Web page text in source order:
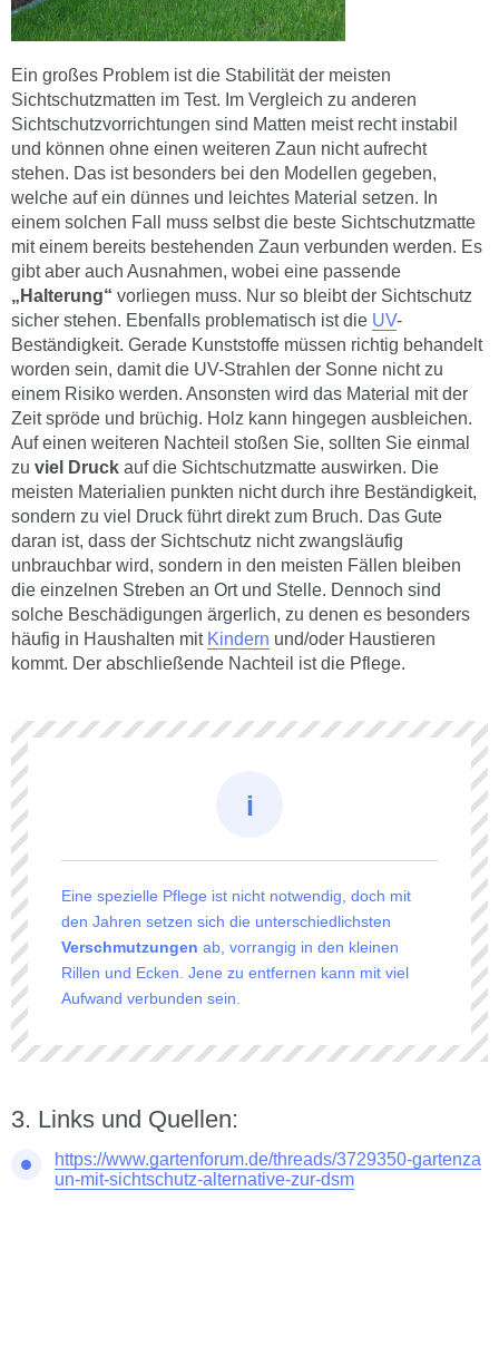
Ein großes Problem ist die Stabilität der meisten
Sichtschutzvorrichtungen sind Matten meist recht instabil
und können ohne einen weiteren Zaun nicht aufrecht
stehen. Das ist besonders bei den Modellen gegeben,
welche auf ein dünnes und leichtes Material setzen. In
einem solchen Fall muss selbst die beste Sichtschutzmatte
mit einem bereits bestehenden Zaun verbunden werden. Es
gibt aber auch Ausnahmen, wobei eine passende
„Halterung“vorliegen muss. Nur so bleibt der Sichtschutz
sicher stehen. Ebenfalls problematisch ist dieUV-
Beständigkeit. Gerade Kunststoffe müssen richtig behandelt
worden sein, damit die UV-Strahlen der Sonne nicht zu
einem Risiko werden. Ansonsten wird das Material mit der
Zeit spröde und brüchig. Holz kann hingegen ausbleichen.
Auf einen weiteren Nachteil stoßen Sie, sollten Sie einmal
zuviel Druckauf die Sichtschutzmatte auswirken. Die
meisten Materialien punkten nicht durch ihre Beständigkeit,
sondern zu viel Druck führt direkt zum Bruch. Das Gute
daran ist, dass der Sichtschutz nicht zwangsläufig
unbrauchbar wird, sondern in den meisten Fällen bleiben
die einzelnen Streben an Ort und Stelle. Dennoch sind
solche Beschädigungen ärgerlich, zu denen es besonders
häufig in Haushalten mitKindernund/oder Haustieren
kommt. Der abschließende Nachteil ist die Pflege.
Eine spezielle Pflege ist nicht notwendig, doch mit
Verschmutzungen ab, vorrangig in den kleinen
Aufwand verbunden sein.
https://www.gartenforum.de/threads/3729350-gartenza